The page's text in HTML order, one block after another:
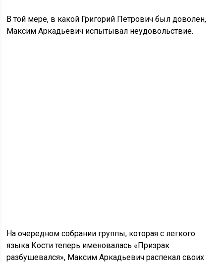
В той мере, в какой Григорий Петрович был доволен,
Максим Аркадьевич испытывал неудовольствие.
На очередном собрании группы, которая с легкого
языка Кости теперь именовалась «Призрак
разбушевался», Максим Аркадьевич распекал своих